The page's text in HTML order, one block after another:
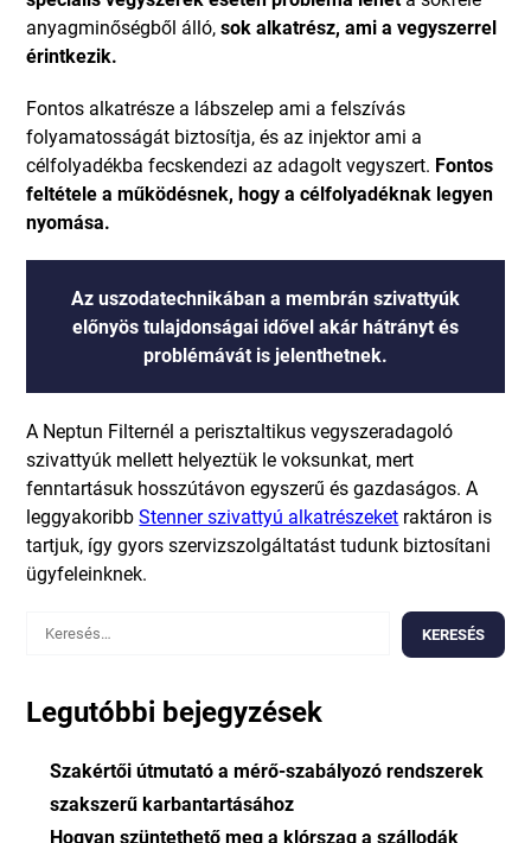
anyagminőségből álló,sok alkatrész, ami a vegyszerrel
érintkezik.
Fontos alkatrésze a lábszelep ami a felszívás
folyamatosságát biztosítja, és az injektor ami a
célfolyadékba fecskendezi az adagolt vegyszert. Fontos
feltétele a működésnek, hogy a célfolyadéknak legyen
nyomása.
Az uszodatechnikában a membrán szivattyúk
előnyös tulajdonságai idővel akár hátrányt és
problémávát is jelenthetnek.
A Neptun Filternél a perisztaltikus vegyszeradagoló
szivattyúk mellett helyeztük le voksunkat, mert
fenntartásuk hosszútávon egyszerű és gazdaságos. A
leggyakoribbStenner szivattyú alkatrészeket raktáron is
tartjuk, így gyors szervizszolgáltatást tudunk biztosítani
ügyfeleinknek.
Keresés:
Legutóbbi bejegyzések
Szakértői útmutató a mérő-szabályozó rendszerek
szakszerű karbantartásához
Hogyan szüntethető meg a klórszag a szállodák